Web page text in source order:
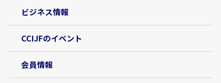
ビジネス情報
CCIJFのイベント
会員情報